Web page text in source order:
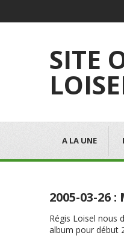
SITE
A LA UNE
2005-03-26
Régis Loisel nous
album pour début